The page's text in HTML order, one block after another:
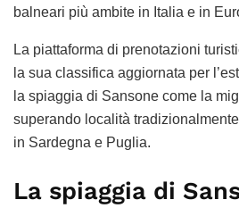
balneari più ambite in Italia e in
La piattaforma di prenotazioni
la sua classifica aggiornata per
la spiaggia di Sansone come la
superando località
in Sardegna e Puglia.
La spiaggia di